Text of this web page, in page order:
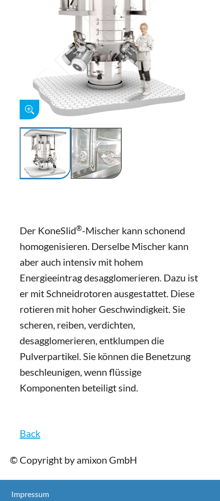
Der KoneSlid®-Mischer kann schonend
homogenisieren. Derselbe Mischer kann
aber auch intensiv mit hohem
Energieeintrag desagglomerieren. Dazu ist
er mit Schneidrotoren ausgestattet. Diese
rotieren mit hoher Geschwindigkeit. Sie
scheren, reiben, verdichten,
desagglomerieren, entklumpen die
Pulverpartikel. Sie können die Benetzung
beschleunigen, wenn flüssige
Komponenten beteiligt sind.
Back
© Copyright by amixon GmbH
Impressum